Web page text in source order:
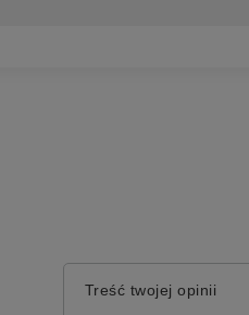
Treść twojej opinii